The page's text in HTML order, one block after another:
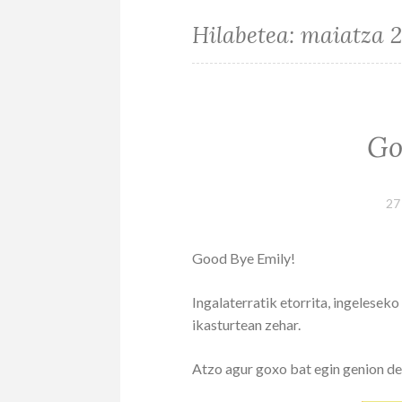
Hilabetea:maiatza
Good Bye Emily!
Ingalaterratik etorrita,
ikasturtean zehar.
Atzo agur goxo bat egin genion